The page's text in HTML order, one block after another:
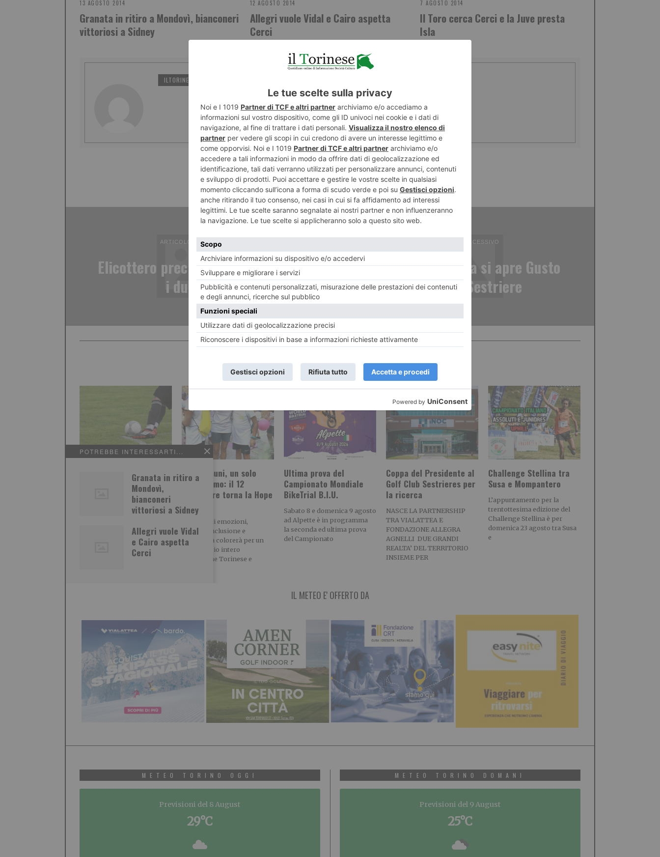
13 AGOSTO 2014
Granata in ritiro a Mondovì, bianconeri
vittoriosi a Sidney
12 AGOSTO 2014
Allegri vuole Vidal e Cairo aspetta
Cerci
7 AGOSTO 2014
Il Toro cerca Cerci e la Juve presta
Isla
ILTORINESE
POTREBBE INTERESSARTI...
Granata in ritiro a
Mondovì,
bianconeri
vittoriosi a Sidney
Allegri vuole Vidal
e Cairo aspetta
Cerci
ARTICOLO PRECEDENTE
Elicottero precipitato, recuperati
i due corpi
ARTICOLO SUCCESSIVO
Con pane e Nutella si apre Gusto
in quota a Sestriere
RECENTI:
Calciomercato, Torino e
Juventus: le ultime
Il calciomercato entra nella
Juventus hanno già effettuato
Due Comuni, un solo
entusiasmo: il 12
settembre torna la Hope
Color
Una scia di emozioni,
allegria, inclusione e
solidarietà colorerà per un
pomeriggio intero
Castiglione Torinese e
Ultima prova del
Campionato Mondiale
BikeTrial B.I.U.
Sabato 8 e domenica 9 agosto
ad Alpette è in programma
la seconda ed ultima prova
del Campionato
Coppa del Presidente al
Golf Club Sestrieres per
la ricerca
NASCE LA PARTNERSHIP
TRA VIALATTEA E
FONDAZIONE ALLEGRA
AGNELLI DUE GRANDI
REALTA’ DEL TERRITORIO
INSIEME PER
Challenge Stellina tra
Susa e Mompantero
L’appuntamento per la
trentottesima edizione del
Challenge Stellina è per
domenica 23 agosto tra Susa
e
IL METEO E' OFFERTO DA
METEO TORINO OGGI
Previsioni del 8 August
29°C
METEO TORINO DOMANI
Previsioni del 9 August
25°C